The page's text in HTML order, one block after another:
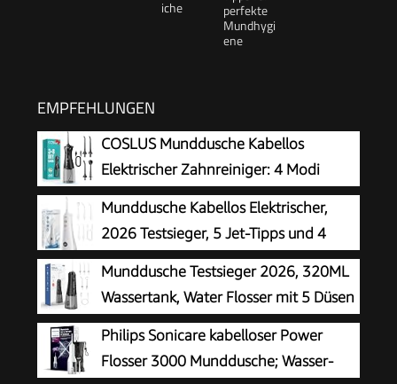
EMPFEHLUNGEN
COSLUS Munddusche Kabellos
Elektrischer Zahnreiniger: 4 Modi
Mundduschen Kabellos 300ml
Wassertank Munddusche Schnellladung für 30
Tage Akkulaufzeit Zahnzwischenraumreiniger
Munddusche Kabellos Elektrischer,
2026 Testsieger, 5 Jet-Tipps und 4
Modi, Smart-Display, Zahnpflege und
Zahnreinigung Zwischenräume, Mundpflege,
Großer Tank, IPX7 Wasserdicht, für Hause und
Reisen
Munddusche Testsieger 2026, 320ML
Wassertank, Water Flosser mit 5 Düsen
und 4 Modi, IPX7 Wasserdicht,USB-C-
Ladung, Oral Irrigator für Oral Health
Enthusiasten Tägliche und Reisen(Schwarz)
Philips Sonicare kabelloser Power
Flosser 3000 Munddusche; Wasser-